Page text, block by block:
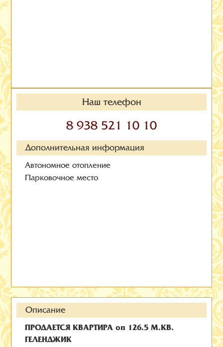
Наш телефон
8 938 521 10 10
Дополнительная информация
Автономное отопление
Парковочное место
Описание
ПРОДАЕТСЯ КВАРТИРА оп 126.5 М.КВ.
ГЕЛЕНДЖИК